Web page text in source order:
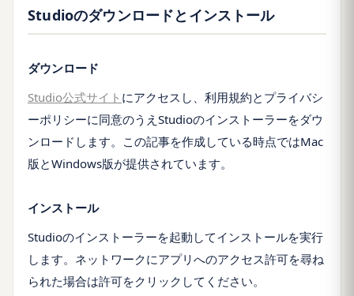
Studioのダウンロードとインストール
ダウンロード
Studio公式サイト にアクセスし、利用規約とプライバシ
ーポリシーに同意のうえStudioのインストーラーをダウ
ンロードします。この記事を作成している時点ではMac
版とWindows版が提供されています。
インストール
Studioのインストーラーを起動してインストールを実行
します。ネットワークにアプリへのアクセス許可を尋ね
られた場合は許可をクリックしてください。